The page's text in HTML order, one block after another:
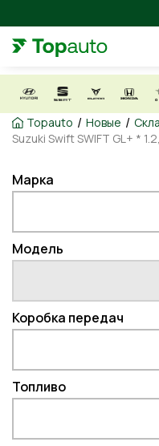
Topauto / Новые /
Suzuki Swift SWIFT GL+ *
Марка
Модель
Коробка передач
Топливо